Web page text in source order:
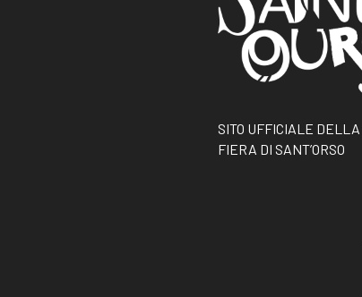
SITO UFFICIALE DELLA
FIERA DI SANT’ORSO